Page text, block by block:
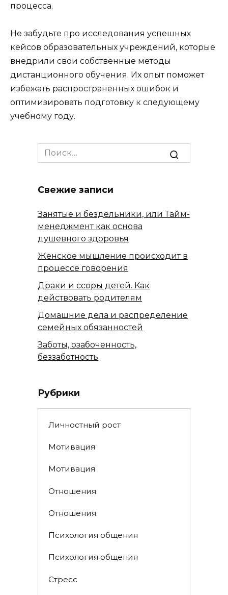
процесса.
Не забудьте про исследования успешных
кейсов образовательных учреждений, которые
внедрили свои собственные методы
дистанционного обучения. Их опыт поможет
избежать распространенных ошибок и
оптимизировать подготовку к следующему
учебному году.
Search
for:
Свежие записи
Занятые и бездельники, или Тайм-
менеджмент как основа
душевного здоровья
Женское мышление происходит в
процессе говорения
Драки и ссоры детей. Как
действовать родителям
Домашние дела и распределение
семейных обязанностей
Заботы, озабоченность,
беззаботность
Рубрики
Личностный рост
Мотивация
Мотивация
Отношения
Отношения
Психология общения
Психология общения
Стресс